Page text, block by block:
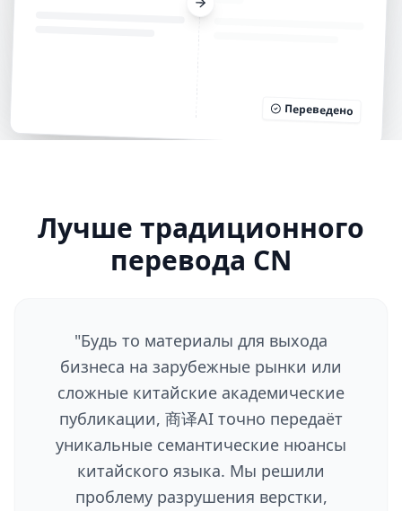
Переведено
Лучше традиционного
перевода CN
"Будь то материалы для выхода
бизнеса на зарубежные рынки или
сложные китайские академические
публикации, 商译AI точно передаёт
уникальные семантические нюансы
китайского языка. Мы решили
проблему разрушения верстки,